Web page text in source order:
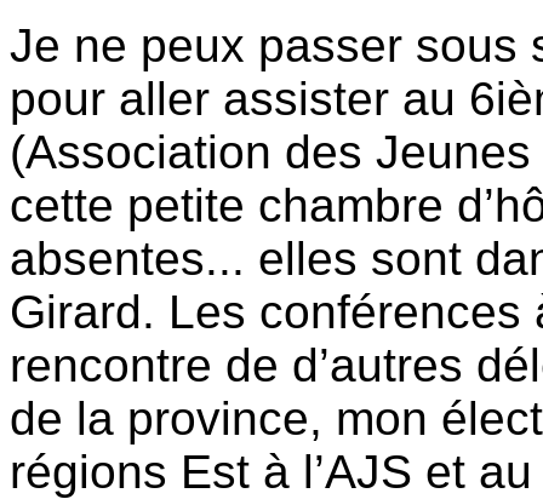
Je ne peux passer sous
pour aller assister au
(Association des
cette petite chambre
absentes... elles sont
Girard. Les conférences
rencontre de d’autres
de la province, mon
régions Est à l’AJS et